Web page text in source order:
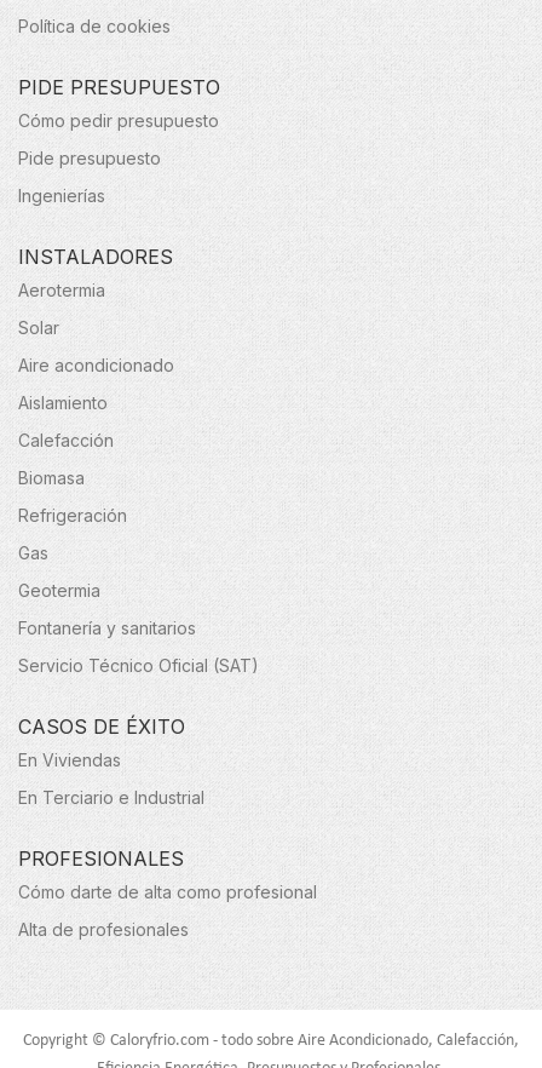
Política de cookies
PIDE PRESUPUESTO
Cómo pedir presupuesto
Pide presupuesto
Ingenierías
INSTALADORES
Aerotermia
Solar
Aire acondicionado
Aislamiento
Calefacción
Biomasa
Refrigeración
Gas
Geotermia
Fontanería y sanitarios
Servicio Técnico Oficial (SAT)
CASOS DE ÉXITO
En Viviendas
En Terciario e Industrial
PROFESIONALES
Cómo darte de alta como profesional
Alta de profesionales
Copyright © Caloryfrio.com - todo sobre Aire Acondicionado, Calefacción,